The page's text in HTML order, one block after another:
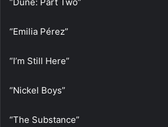
“Emilia Pérez”
“I’m Still Here”
“Nickel Boys”
“The Substance”